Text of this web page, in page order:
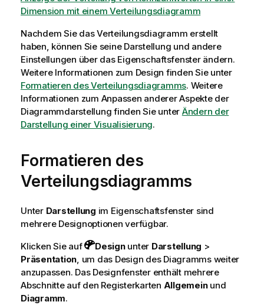
Dimension mit einem Verteilungsdiagramm
Nachdem Sie das Verteilungsdiagramm erstellt
haben, können Sie seine Darstellung und andere
Einstellungen über das Eigenschaftsfenster ändern.
Weitere Informationen zum Design finden Sie unter
Formatieren des Verteilungsdiagramms. Weitere
Informationen zum Anpassen anderer Aspekte der
Diagrammdarstellung finden Sie unter Ändern der
Darstellung einer Visualisierung.
Formatieren des
Verteilungsdiagramms
Unter Darstellung im Eigenschaftsfenster sind
mehrere Designoptionen verfügbar.
Klicken Sie auf
Designunter Darstellung >
Präsentation, um das Design des Diagramms weiter
anzupassen. Das Designfenster enthält mehrere
Abschnitte auf den Registerkarten Allgemeinund
Diagramm.